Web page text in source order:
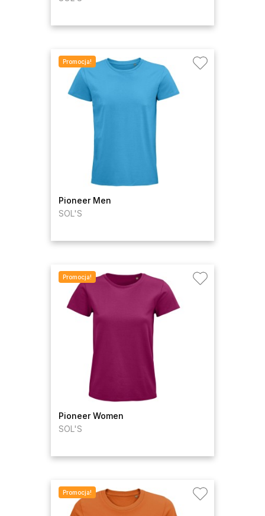
Pioneer Men
SOL'S
Promocja!
Pioneer Women
SOL'S
Promocja!
Promocja!